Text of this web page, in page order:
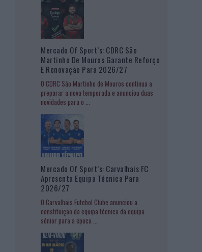
Mercado Of Sport’s: CDRC São
Martinho De Mouros Garante Reforço
E Renovação Para 2026/27
O CDRC São Martinho de Mouros continua a
preparar a nova temporada e anunciou duas
novidades para o ...
Mercado Of Sport’s: Carvalhais FC
Apresenta Equipa Técnica Para
2026/27
O Carvalhais Futebol Clube anunciou a
constituição da equipa técnica da equipa
sénior para a época ...